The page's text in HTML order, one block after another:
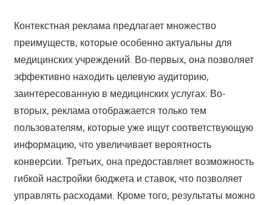
Контекстная реклама предлагает множество
преимуществ, которые особенно актуальны для
медицинских учреждений. Во-первых, она позволяет
эффективно находить целевую аудиторию,
заинтересованную в медицинских услугах. Во-
вторых, реклама отображается только тем
пользователям, которые уже ищут соответствующую
информацию, что увеличивает вероятность
конверсии. Третьих, она предоставляет возможность
гибкой настройки бюджета и ставок, что позволяет
управлять расходами. Кроме того, результаты можно